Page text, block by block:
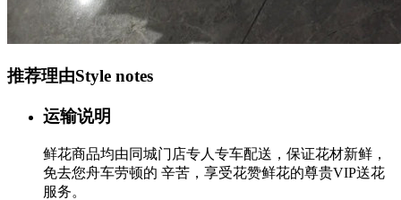
推荐理由Style notes
运输说明
鲜花商品均由同城门店专人专车配送，保证花材新鲜，
免去您舟车劳顿的 辛苦，享受花赞鲜花的尊贵VIP送花
服务。